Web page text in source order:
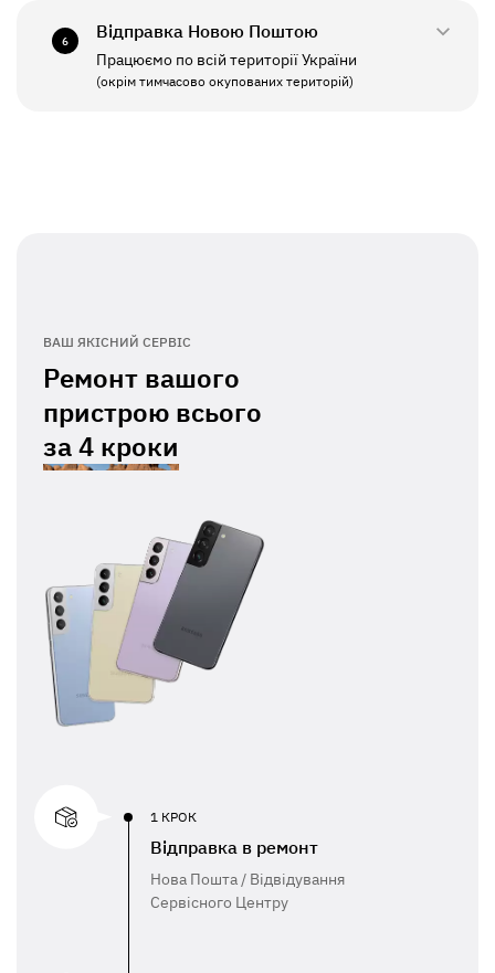
ПН - ПТ
СБ - НД
11:00 - 19:00
6 Відправка Новою Поштою
Працюємо по всій території України
(окрім тимчасово окупованих територій)
ВАШ ЯКІСНИЙ СЕРВІС
Ремонт вашого
пристрою всього
за4 кроки
1 КРОК
Відправка в ремонт
Нова Пошта / Відвідування
Сервісного Центру